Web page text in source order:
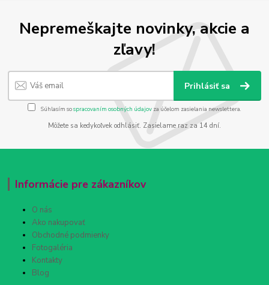
Nepremeškajte novinky, akcie a
zľavy!
Prihlásiť sa
Súhlasím sospracovaním osobných údajov za účelom zasielania newslettera.
Môžete sa kedykoľvek odhlásiť. Zasielame raz za 14 dní.
Informácie pre zákazníkov
O nás
Ako nakupovať
Obchodné podmienky
Fotogaléria
Kontakty
Blog